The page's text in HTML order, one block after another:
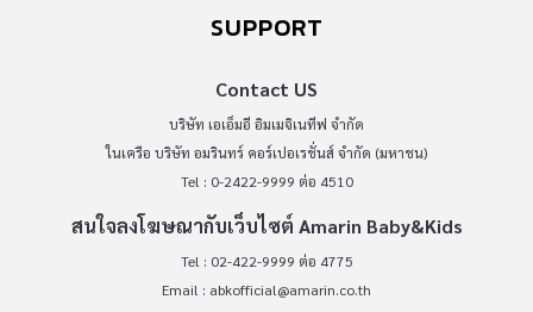
SUPPORT
Contact US
บริษัท เอเอ็มอี อิมเมจิเนทีฟ จำกัด
ในเครือ บริษัท อมรินทร์ คอร์เปอเรชั่นส์ จำกัด (มหาชน)
Tel : 0-2422-9999 ต่อ 4510
สนใจลงโฆษณากับเว็บไซต์ Amarin Baby&Kids
Tel : 02-422-9999 ต่อ 4775
Email : abkofficial@amarin.co.th